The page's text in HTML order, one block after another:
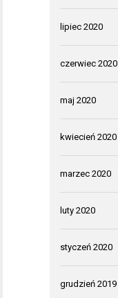
lipiec 2020
czerwiec 2020
maj 2020
kwiecień 2020
marzec 2020
luty 2020
styczeń 2020
grudzień 2019